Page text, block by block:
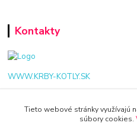
Kontakty
WWW.KRBY-KOTLY.SK
Tieto webové stránky využívajú
súbory cookies.